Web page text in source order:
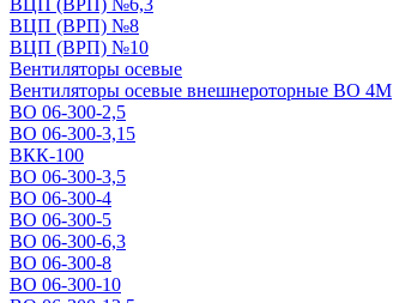
ВЦП (ВРП) №6,3
ВЦП (ВРП) №8
ВЦП (ВРП) №10
Вентиляторы осевые
Вентиляторы осевые внешнероторные ВО 4М
ВО 06-300-2,5
ВО 06-300-3,15
ВКК-100
ВО 06-300-3,5
ВО 06-300-4
ВО 06-300-5
ВО 06-300-6,3
ВО 06-300-8
ВО 06-300-10